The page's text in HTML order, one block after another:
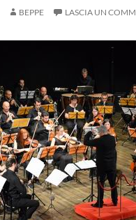
BEPPE LASCIA UN